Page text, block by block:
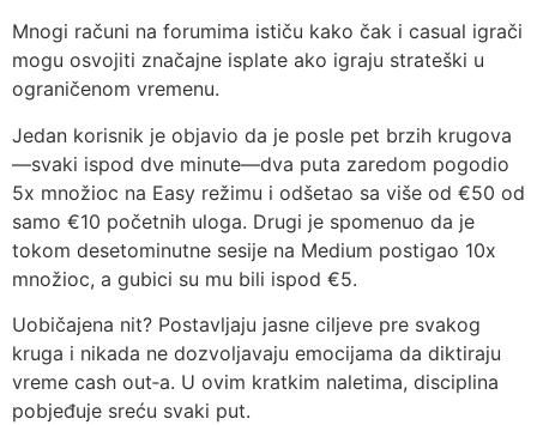
Mnogi računi na forumima ističu kako čak i casual igrači
mogu osvojiti značajne isplate ako igraju strateški u
ograničenom vremenu.
Jedan korisnik je objavio da je posle pet brzih krugova
—svaki ispod dve minute—dva puta zaredom pogodio
5x množioc na Easy režimu i odšetao sa više od €50 od
samo €10 početnih uloga. Drugi je spomenuo da je
tokom desetominutne sesije na Medium postigao 10x
množioc, a gubici su mu bili ispod €5.
Uobičajena nit? Postavljaju jasne ciljeve pre svakog
kruga i nikada ne dozvoljavaju emocijama da diktiraju
vreme cash out‑a. U ovim kratkim naletima, disciplina
pobjeđuje sreću svaki put.